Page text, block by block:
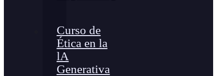
Curso de
Ética en la
lA
Generativa